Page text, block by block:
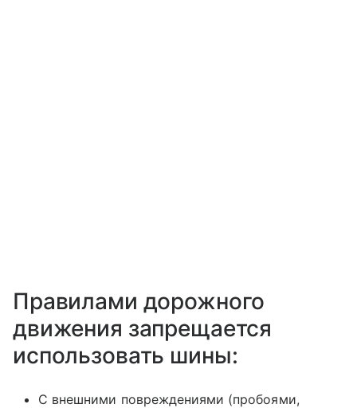
Правилами дорожного
движения запрещается
использовать шины:
С внешними повреждениями (пробоями,